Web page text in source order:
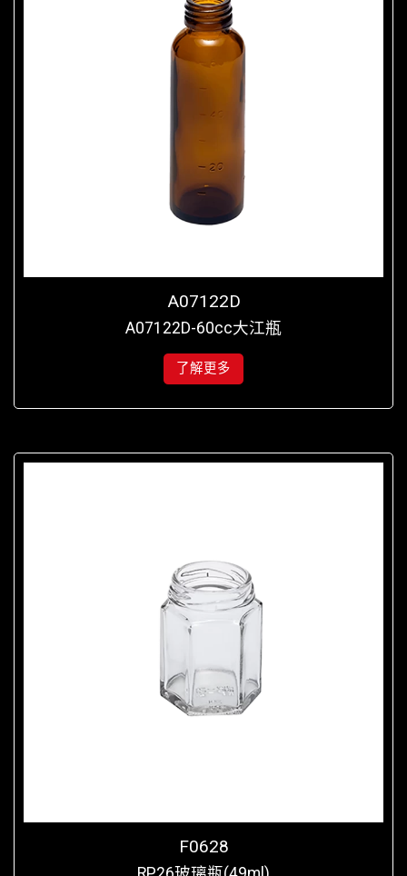
A07122D
A07122D-60cc大江瓶
了解更多
F0628